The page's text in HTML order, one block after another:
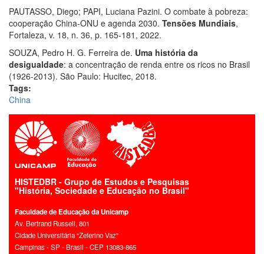
PAUTASSO, Diego; PAPI, Luciana Pazini. O combate à pobreza:
cooperação China-ONU e agenda 2030. Tensões Mundiais,
Fortaleza, v. 18, n. 36, p. 165-181, 2022.
SOUZA, Pedro H. G. Ferreira de. Uma história da
desigualdade: a concentração de renda entre os ricos no Brasil
(1926-2013). São Paulo: Hucitec, 2018.
Tags:
China
HISTEDBR - Grupo de Estudos e Pesquisas
"História, Sociedade e Educação no Brasil"
Faculdade de Educação da Unicamp
Av. Bertrand Russell, 801
Cidade Universitária “Zeferino Vaz”
Campinas - SP - Brasil - CEP 13083-865